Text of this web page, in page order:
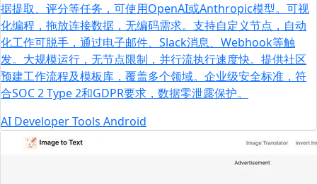
据提取、评分等任务，可使用OpenAI或Anthropic模型。可视
化编程，拖放连接数据，无编码需求。支持自定义节点，自动
化工作可脱手，通过电子邮件、Slack消息、Webhook等触
发。大规模运行，无节点限制，并行流执行速度快。提供社区
预建工作流程及模板库，覆盖多个领域。企业级安全标准，符
合SOC 2 Type 2和GDPR要求，数据零泄露保护。
AI Developer Tools Android